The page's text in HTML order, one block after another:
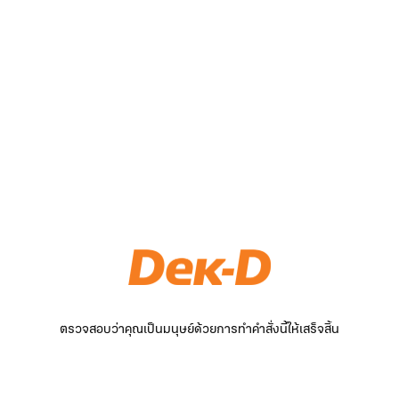
ตรวจสอบว่าคุณเป็นมนุษย์ด้วยการทำคำสั่งนี้ให้เสร็จสิ้น